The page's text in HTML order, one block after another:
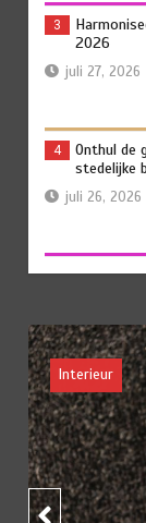
3
2026
juli 27, 2026
4
Onthul de
stedelijke
juli 26, 2026
5
juli 25, 2026
6 Creëer
juli 23, 2026
Interieur